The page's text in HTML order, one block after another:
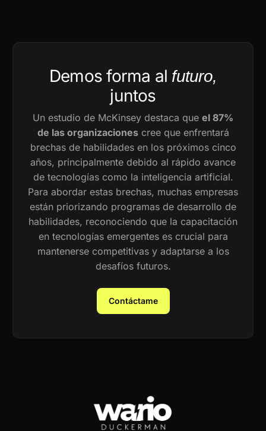
Demos forma al futuro,
juntos
Un estudio de McKinsey destaca que el 87%
de las organizacionescree que enfrentará
brechas de habilidades en los próximos cinco
años, principalmente debido al rápido avance
de tecnologías como la inteligencia artificial.
Para abordar estas brechas, muchas empresas
están priorizando programas de desarrollo de
habilidades, reconociendo que la capacitación
en tecnologías emergentes es crucial para
mantenerse competitivas y adaptarse a los
desafíos futuros.
Contáctame